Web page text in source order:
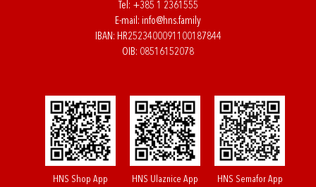
Tel: +385 1 2361555
E-mail: info@hns.family
IBAN: HR2523400091100187844
OIB: 08516152078
HNS Shop App HNS Ulaznice App HNS Semafor App